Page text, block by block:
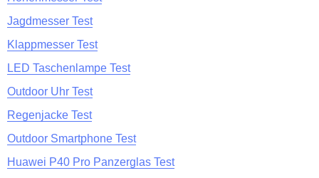
Jagdmesser Test
Klappmesser Test
LED Taschenlampe Test
Outdoor Uhr Test
Regenjacke Test
Outdoor Smartphone Test
Huawei P40 Pro Panzerglas Test